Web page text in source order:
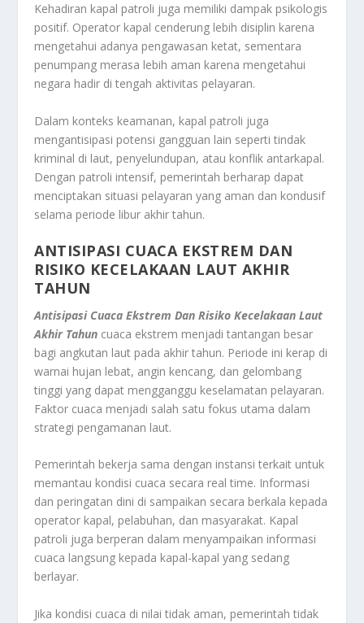
Kehadiran kapal patroli juga memiliki dampak psikologis
positif. Operator kapal cenderung lebih disiplin karena
mengetahui adanya pengawasan ketat, sementara
penumpang merasa lebih aman karena mengetahui
negara hadir di tengah aktivitas pelayaran.
Dalam konteks keamanan, kapal patroli juga
mengantisipasi potensi gangguan lain seperti tindak
kriminal di laut, penyelundupan, atau konflik antarkapal.
Dengan patroli intensif, pemerintah berharap dapat
menciptakan situasi pelayaran yang aman dan kondusif
selama periode libur akhir tahun.
ANTISIPASI CUACA EKSTREM DAN
RISIKO KECELAKAAN LAUT AKHIR
TAHUN
Antisipasi Cuaca Ekstrem Dan Risiko Kecelakaan Laut
Akhir Tahun cuaca ekstrem menjadi tantangan besar
bagi angkutan laut pada akhir tahun. Periode ini kerap di
warnai hujan lebat, angin kencang, dan gelombang
tinggi yang dapat mengganggu keselamatan pelayaran.
Faktor cuaca menjadi salah satu fokus utama dalam
strategi pengamanan laut.
Pemerintah bekerja sama dengan instansi terkait untuk
memantau kondisi cuaca secara real time. Informasi
dan peringatan dini di sampaikan secara berkala kepada
operator kapal, pelabuhan, dan masyarakat. Kapal
patroli juga berperan dalam menyampaikan informasi
cuaca langsung kepada kapal-kapal yang sedang
berlayar.
Jika kondisi cuaca di nilai tidak aman, pemerintah tidak